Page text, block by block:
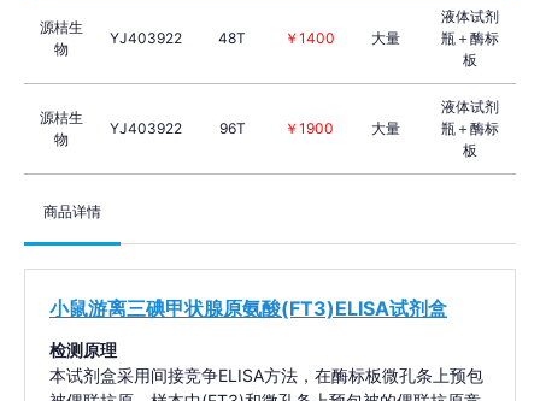
源桔生
物
YJ403922 48T ￥1400 大量
液体试剂
瓶＋酶标
板
源桔生
物
YJ403922 96T ￥1900 大量
液体试剂
瓶＋酶标
板
商品详情
小鼠游离三碘甲状腺原氨酸(FT3)ELISA试剂盒
检测原理
本试剂盒采用间接竞争ELISA方法，在酶标板微孔条上预包